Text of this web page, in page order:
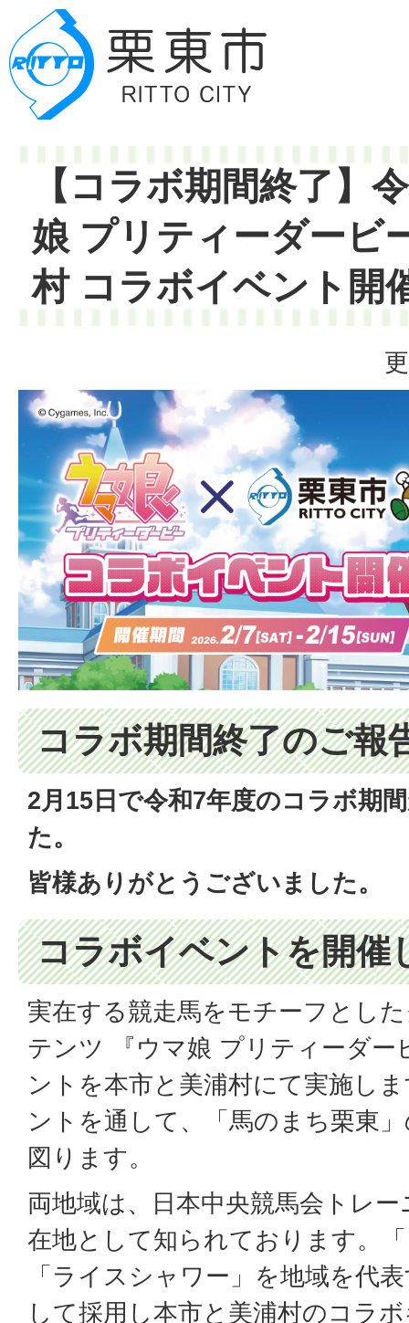
【コラボ期間終了】
娘 プリティーダービ
村 コラボイベント開
コラボ期間終了のご報
2月15日で令和7年度のコラボ期
た。
皆様ありがとうございました。
コラボイベントを開催
実在する競走馬をモチーフとし
テンツ 『ウマ娘 プリティーダー
ントを本市と美浦村にて実施し
ントを通して、「馬のまち栗東
図ります。
両地域は、日本中央競馬会トレ
在地として知られております。
「ライスシャワー」を地域を代
して採用し本市と美浦村のコラ